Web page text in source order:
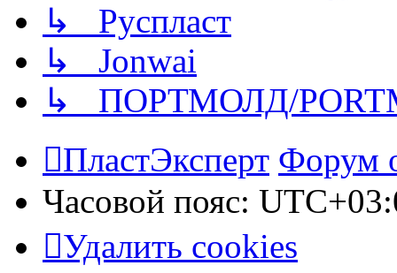
↳ Руспласт
↳ Jonwai
↳ ПОРТМОЛД/
ПластЭксперт Форум
Часовой пояс:
Удалить cookies